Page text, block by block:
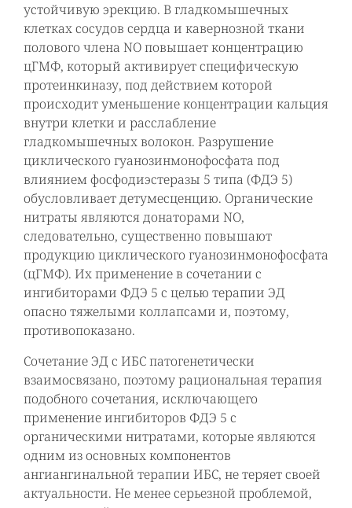
устойчивую эрекцию. В гладкомышечных
клетках сосудов сердца и кавернозной ткани
полового члена NO повышает концентрацию
цГМФ, который активирует специфическую
протеинкиназу, под действием которой
происходит уменьшение концентрации кальция
внутри клетки и расслабление
гладкомышечных волокон. Разрушение
циклического гуанозинмонофосфата под
влиянием фосфодиэстеразы 5 типа (ФДЭ 5)
обусловливает детумесценцию. Органические
нитраты являются донаторами NO,
следовательно, существенно повышают
продукцию циклического гуанозинмонофосфата
(цГМФ). Их применение в сочетании с
ингибиторами ФДЭ 5 с целью терапии ЭД
опасно тяжелыми коллапсами и, поэтому,
противопоказано.
Сочетание ЭД с ИБС патогенетически
взаимосвязано, поэтому рациональная терапия
подобного сочетания, исключающего
применение ингибиторов ФДЭ 5 с
органическими нитратами, которые являются
одним из основных компонентов
ангиангинальной терапии ИБС, не теряет своей
актуальности. Не менее серьезной проблемой,